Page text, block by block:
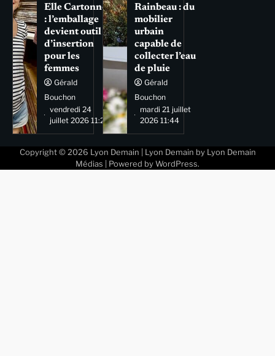
Elle Cartonne
: l’emballage
devient outil
d’insertion
pour les
femmes
Gérald
Bouchon
vendredi 24
juillet 2026 11:29
Rainbeau : du
mobilier
urbain
capable de
collecter l’eau
de pluie
Gérald
Bouchon
mardi 21 juillet
2026 11:44
Copyright © 2026 Lyon Demain | Lyon Demain by Lyon Demain
Médias | Powered by WordPress.